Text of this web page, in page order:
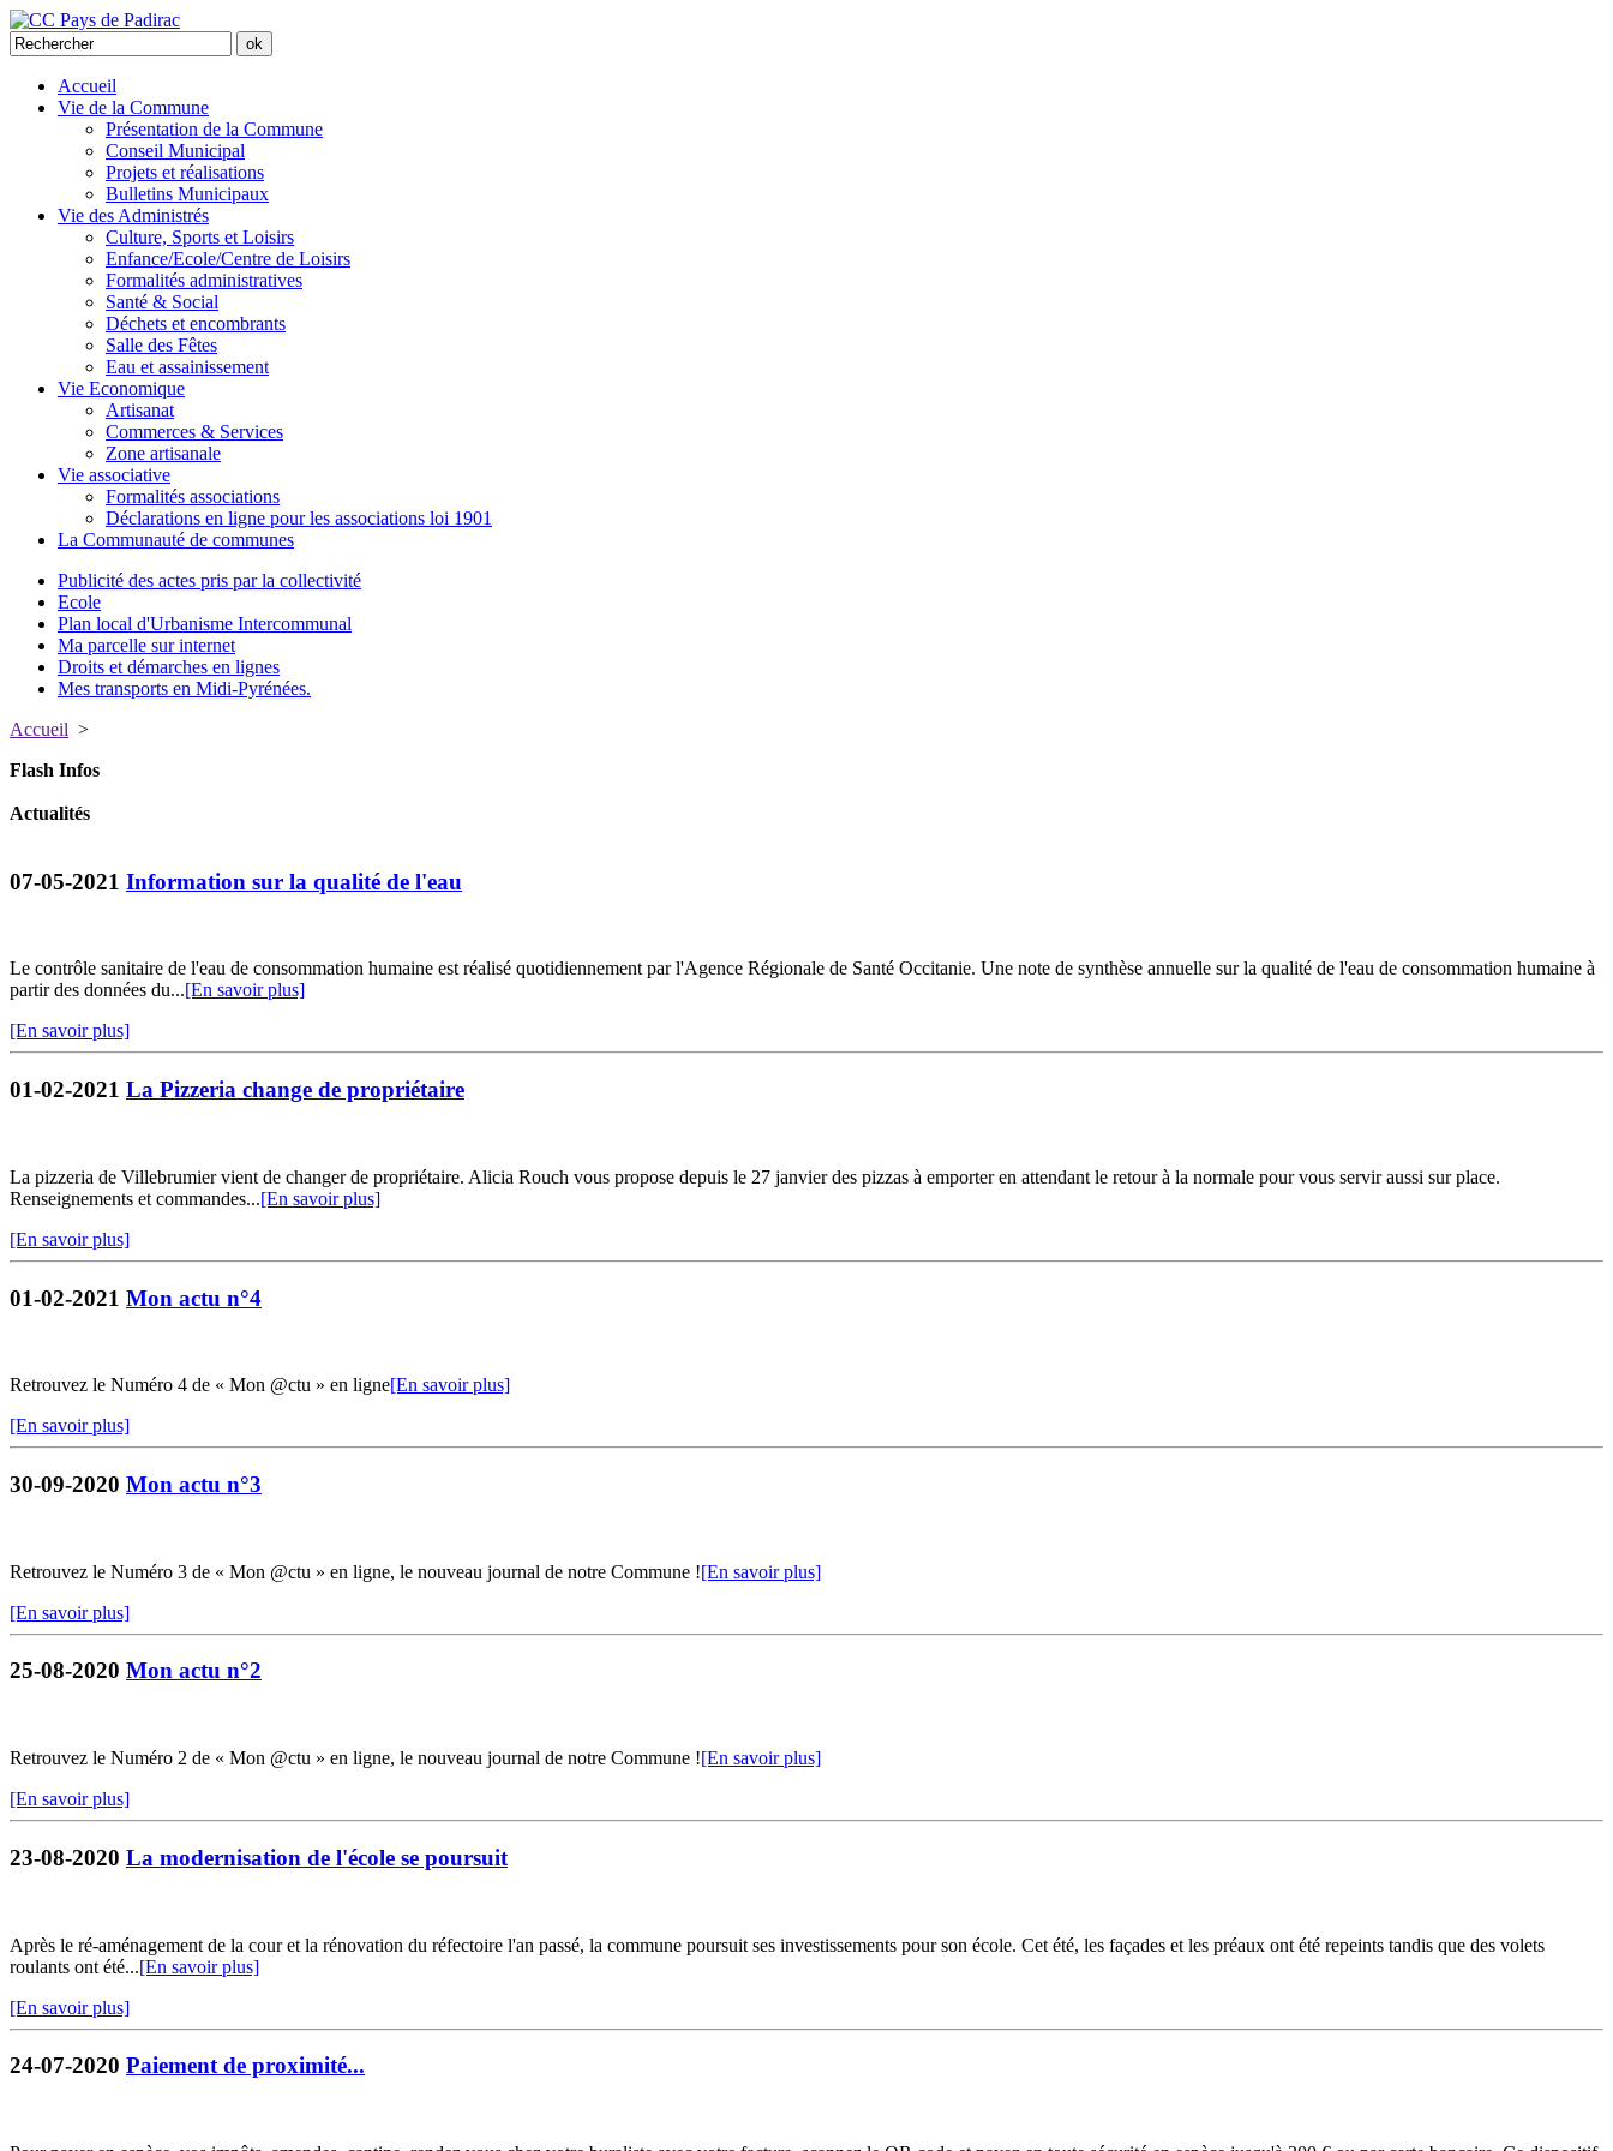
Accueil
Vie de la Commune
Présentation de la Commune
Conseil Municipal
Projets et réalisations
Bulletins Municipaux
Vie des Administrés
Culture, Sports et Loisirs
Enfance/Ecole/Centre de Loisirs
Formalités administratives
Santé & Social
Déchets et encombrants
Salle des Fêtes
Eau et assainissement
Vie Economique
Artisanat
Commerces & Services
Zone artisanale
Vie associative
Formalités associations
Déclarations en ligne pour les associations loi 1901
La Communauté de communes
Publicité des actes pris par la collectivité
Ecole
Plan local d'Urbanisme Intercommunal
Ma parcelle sur internet
Droits et démarches en lignes
Mes transports en Midi-Pyrénées.
Accueil >
Flash Infos
Actualités
07-05-2021 Information sur la qualité de l'eau
Le contrôle sanitaire de l'eau de consommation humaine est réalisé quotidiennement par l'Agence Régionale de Santé Occitanie. Une note de synthèse annuelle sur la qualité de l'eau de consommation humaine à
partir des données du...[En savoir plus]
[En savoir plus]
01-02-2021 La Pizzeria change de propriétaire
La pizzeria de Villebrumier vient de changer de propriétaire. Alicia Rouch vous propose depuis le 27 janvier des pizzas à emporter en attendant le retour à la normale pour vous servir aussi sur place.
Renseignements et commandes...[En savoir plus]
[En savoir plus]
01-02-2021 Mon actu n°4
Retrouvez le Numéro 4 de « Mon @ctu » en ligne[En savoir plus]
[En savoir plus]
30-09-2020 Mon actu n°3
Retrouvez le Numéro 3 de « Mon @ctu » en ligne, le nouveau journal de notre Commune ![En savoir plus]
[En savoir plus]
25-08-2020 Mon actu n°2
Retrouvez le Numéro 2 de « Mon @ctu » en ligne, le nouveau journal de notre Commune ![En savoir plus]
[En savoir plus]
23-08-2020 La modernisation de l'école se poursuit
Après le ré-aménagement de la cour et la rénovation du réfectoire l'an passé, la commune poursuit ses investissements pour son école. Cet été, les façades et les préaux ont été repeints tandis que des volets
roulants ont été...[En savoir plus]
[En savoir plus]
24-07-2020 Paiement de proximité...